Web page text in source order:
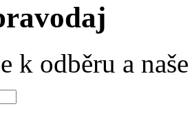
k odběru a